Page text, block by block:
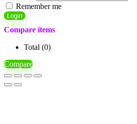
Remember me
Login
Compare items
Total (0)
Compare